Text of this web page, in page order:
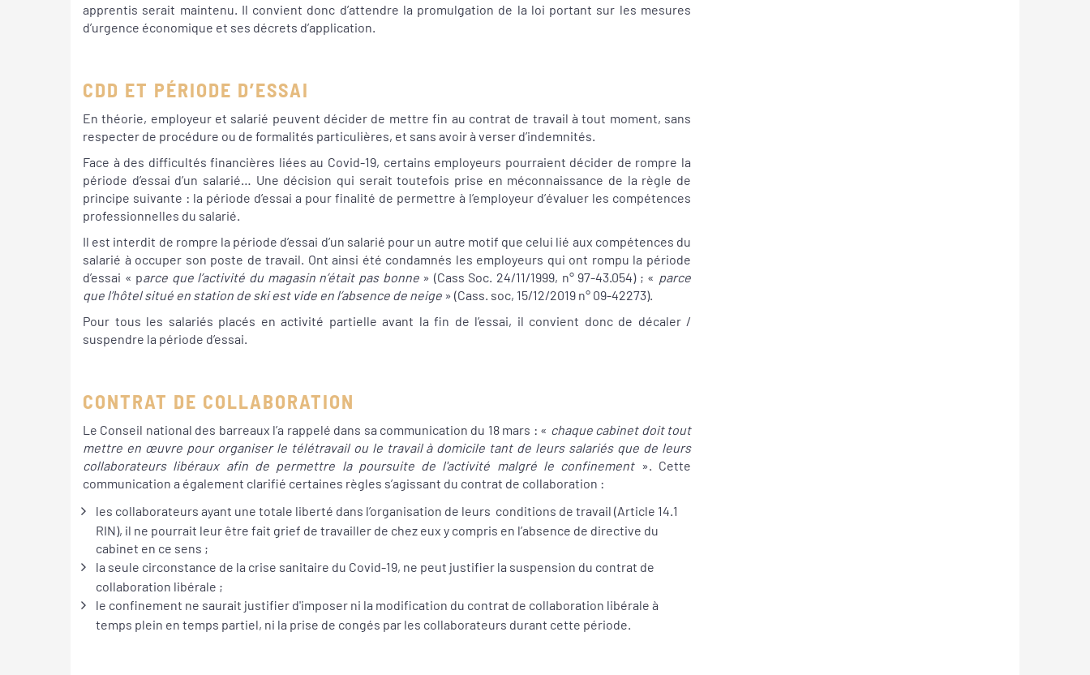
apprentis serait maintenu. Il convient donc d’attendre la promulgation de la loi portant sur les mesures
d’urgence économique et ses décrets d’application.
CDD ET PÉRIODE D’ESSAI
En théorie, employeur et salarié peuvent décider de mettre fin au contrat de travail à tout moment, sans
respecter de procédure ou de formalités particulières, et sans avoir à verser d’indemnités.
Face à des difficultés financières liées au Covid-19, certains employeurs pourraient décider de rompre la
période d’essai d’un salarié… Une décision qui serait toutefois prise en méconnaissance de la règle de
principe suivante : la période d’essai a pour finalité de permettre à l’employeur d’évaluer les compétences
professionnelles du salarié.
Il est interdit de rompre la période d’essai d’un salarié pour un autre motif que celui lié aux compétences du
salarié à occuper son poste de travail. Ont ainsi été condamnés les employeurs qui ont rompu la période
d’essai « parce que l’activité du magasin n’était pas bonne» (Cass Soc. 24/11/1999, n° 97-43.054) ; « parce
que l’hôtel situé en station de ski est vide en l’absence de neige » (Cass. soc, 15/12/2019 n° 09-42273).
Pour tous les salariés placés en activité partielle avant la fin de l’essai, il convient donc de décaler /
suspendre la période d’essai.
CONTRAT DE COLLABORATION
Le Conseil national des barreaux l’a rappelé dans sa communication du 18 mars : « chaque cabinet doit tout
mettre en œuvre pour organiser le télétravail ou le travail à domicile tant de leurs salariés que de leurs
collaborateurs libéraux afin de permettre la poursuite de l'activité malgré le confinement ». Cette
communication a également clarifié certaines règles s’agissant du contrat de collaboration :
les collaborateurs ayant une totale liberté dans l’organisation de leurs conditions de travail (Article 14.1
RIN), il ne pourrait leur être fait grief de travailler de chez eux y compris en l’absence de directive du
cabinet en ce sens ;
la seule circonstance de la crise sanitaire du Covid-19, ne peut justifier la suspension du contrat de
collaboration libérale ;
le confinement ne saurait justifier d'imposer ni la modification du contrat de collaboration libérale à
temps plein en temps partiel, ni la prise de congés par les collaborateurs durant cette période.